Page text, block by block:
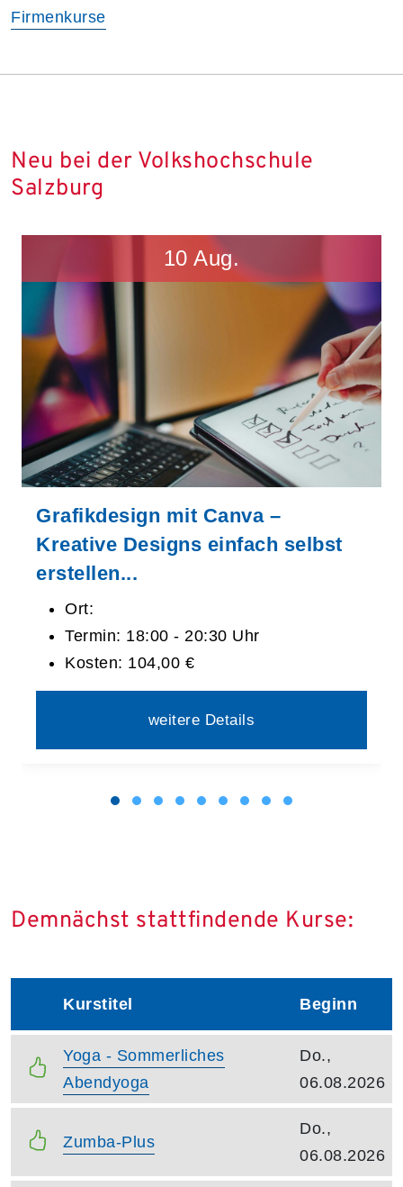
Firmenkurse
Neu bei der Volkshochschule
Salzburg
10 Aug.
Grafikdesign mit Canva –
Kreative Designs einfach selbst
erstellen...
Ort:
Termin: 18:00 - 20:30 Uhr
Kosten: 104,00 €
weitere Details
Demnächst stattfindende Kurse:
Kurstitel Beginn
Kurstitel:
Yoga - Sommerliches
Abendyoga
Kursbeginn:
Do.,
06.08.2026
Kurstitel:
Zumba-Plus
Kursbeginn:
Do.,
06.08.2026